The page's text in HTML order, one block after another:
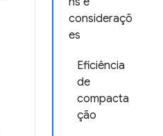
consideraçõ
es
Eficiência
de
compacta
ção